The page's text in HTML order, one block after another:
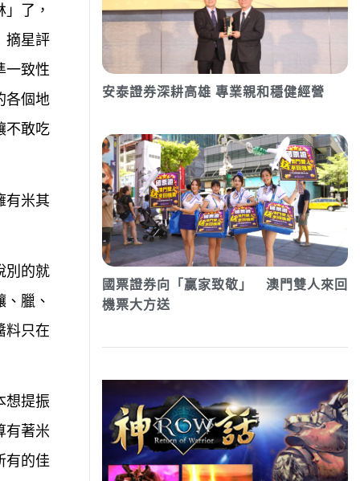
了，
摘星評
一致性
各個地
不敢吃
有米其
別的就
臘、
料只在
想提振
有著米
有的佳
安泰證券深耕高雄 專業親和穩健經營
國票證券向「贏家致敬」 澳門雙人來回
機票大方送